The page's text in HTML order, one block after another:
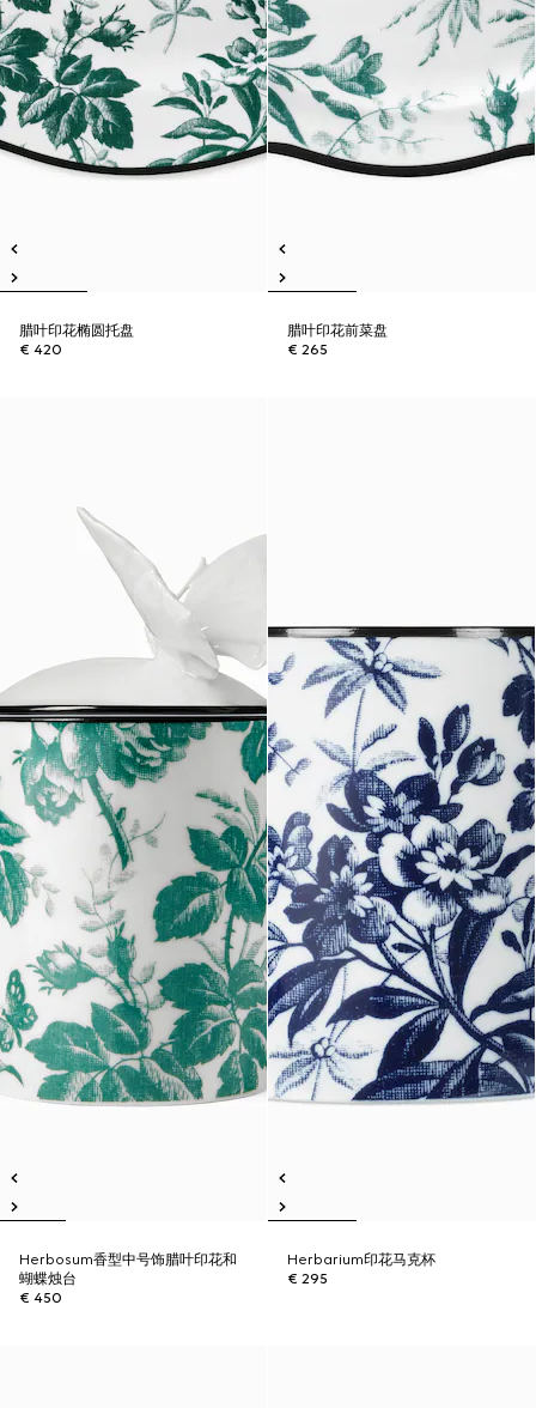
腊叶印花椭圆托盘
€ 420
腊叶印花前菜盘
€ 265
Herbosum香型中号饰腊叶印花和
蝴蝶烛台
€ 450
Herbarium印花马克杯
€ 295